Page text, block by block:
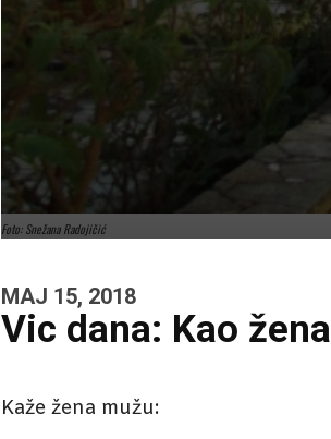
Foto: Snežana Radojičić
MAJ 15, 2018
Vic dana: Kao žena
Kaže žena mužu: